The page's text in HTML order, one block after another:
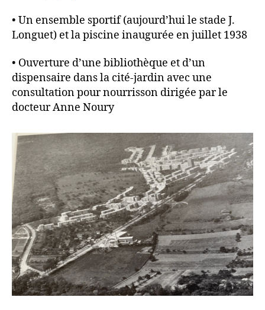
• Un ensemble sportif (aujourd’hui le stade J.
Longuet) et la piscine inaugurée en juillet 1938
• Ouverture d’une bibliothèque et d’un
dispensaire dans la cité-jardin avec une
consultation pour nourrisson dirigée par le
docteur Anne Noury